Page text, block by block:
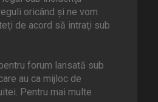
oricând şi ne vom
de acord să intraţi sub
forum lansată sub
au ca mijloc de
Pentru mai multe